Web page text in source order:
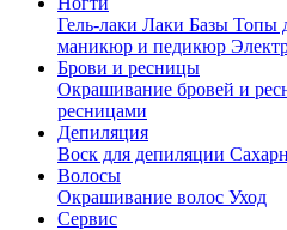
Гель-лаки Лаки Базы Топы
маникюр и педикюр
Брови и ресницы
Окрашивание бровей и
ресницами
Депиляция
Воск для депиляции
Волосы
Окрашивание волос Уход
Сервис